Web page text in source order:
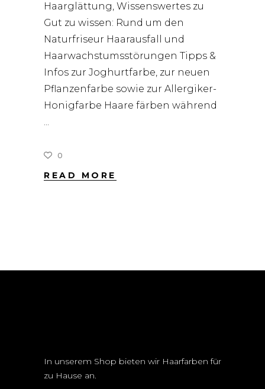
Haarglättung, Wissenswertes zu
Gut zu wissen: Rund um den
Naturfriseur Haarausfall und
Haarwachstumsstörungen Tipps &
Infos zur Joghurtfarbe, zur neuen
Pflanzenfarbe sowie zur Allergiker-
Honigfarbe Haare färben während
0
READ MORE
In unserem Shop bieten wir Haarfarben für
zu Hause an.